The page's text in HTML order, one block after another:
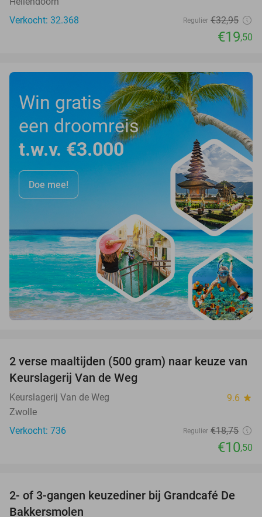
Verkocht: 32.368
Regulier €32,95
€19,50
Win gratis
een droomreis
t.w.v. €3.000
Doe mee!
44%
2 verse maaltijden (500 gram) naar keuze van
Keurslagerij Van de Weg
Keurslagerij Van de Weg 9.6 star
Zwolle
Verkocht: 736
Regulier €18,75
€10,50
42%
2- of 3-gangen keuzediner bij Grandcafé De
Bakkersmolen